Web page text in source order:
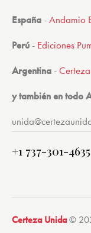
España -Andamio
Perú - Ediciones
Argentina -
y también en todo
+1 737-301-4635
Certeza Unida©